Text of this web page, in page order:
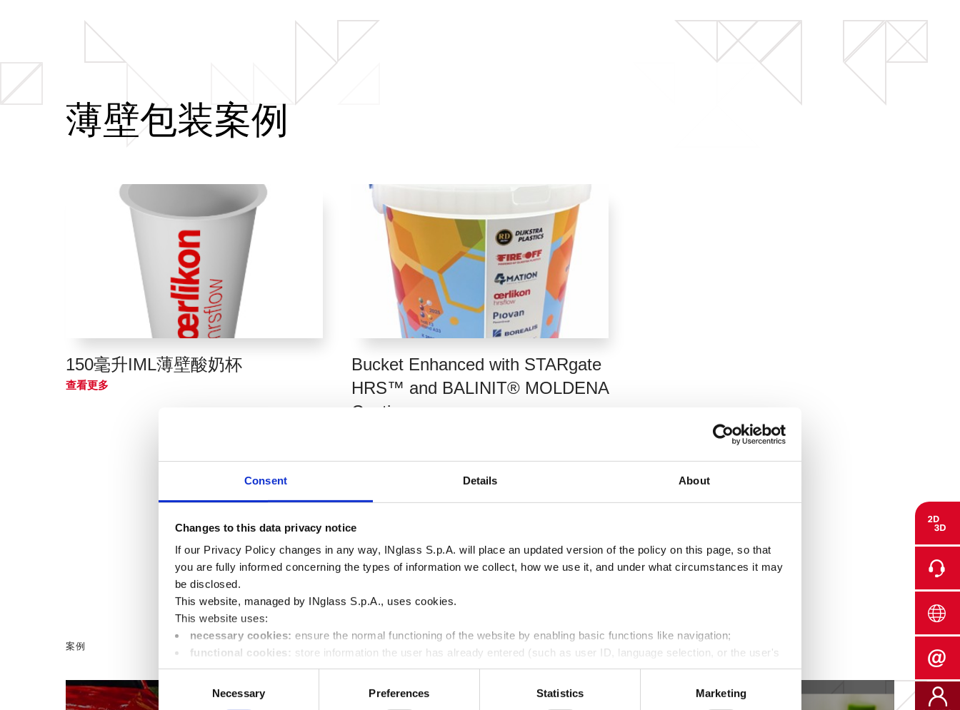
Consent Details About
Changes to this data privacy notice
If our Privacy Policy changes in any way, INglass S.p.A. will place an updated version of the policy on this page, so that
you are fully informed concerning the types of information we collect, how we use it, and under what circumstances it may
be disclosed.
This website, managed by INglass S.p.A., uses cookies.
This website uses:
necessary cookies: ensure the normal functioning of the website by enabling basic functions like navigation;
functional cookies: store information the user has already entered (such as user ID, language selection, or the user's
location);
performance cookies:
collect information on the usage of the website, e.g. number of visits, average duration of each
Necessary Preferences Statistics Marketing
薄壁包装案例
150毫升IML薄壁酸奶杯
查看更多
Bucket Enhanced with STARgate
HRS™ and BALINIT® MOLDENA
Coating
案例